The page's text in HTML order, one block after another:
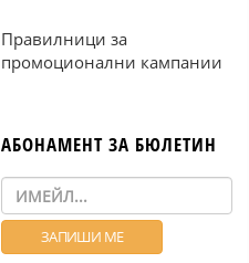
Правилници за
промоционални кампании
АБОНАМЕНТ ЗА БЮЛЕТИН